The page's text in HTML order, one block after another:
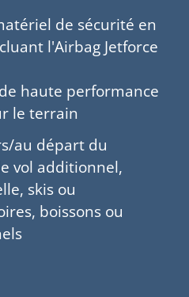
de sécurité en
l'Airbag Jetforce
haute performance
le terrain
au départ du
vol additionnel,
skis ou
boissons ou